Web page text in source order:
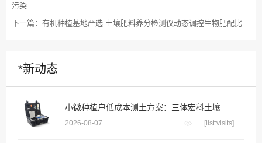
污染
下一篇： 有机种植基地严选 土壤肥料养分检测仪动态调控生物肥配比
*新动态
2026-08-07 [list:visits]